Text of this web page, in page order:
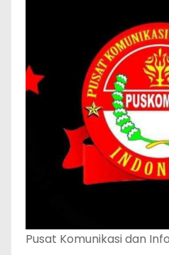
Pusat Komunikasi dan